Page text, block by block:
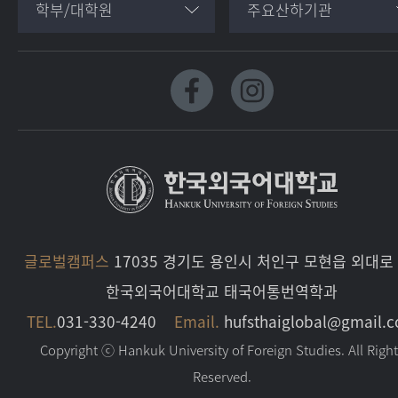
학부/대학원 주요산하기관
글로벌캠퍼스 17035 경기도 용인시 처인구 모현읍 외대
한국외국어대학교 태국어통번역학과
TEL.031-330-4240 Email.
Copyright ⓒ Hankuk University of Foreign Studies. All
Reserved.